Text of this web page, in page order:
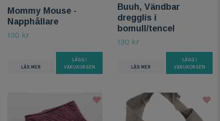
Mommy Mouse -
Napphållare
130 kr
LÄS MER
LÄGG I
VARUKORGEN
Buuh, Vändbar
dregglis i
bomull/tencel
130 kr
LÄS MER
LÄGG I
VARUKORGEN